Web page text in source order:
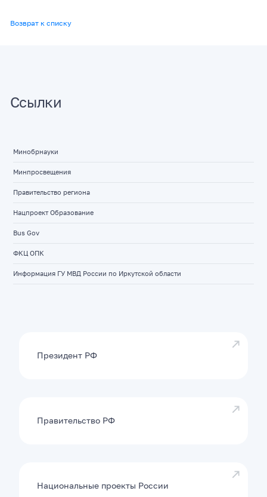
Возврат к списку
Ссылки
Минобрнауки
Минпросвещения
Правительство региона
Нацпроект Образование
Bus Gov
ФКЦ ОПК
Информация ГУ МВД России по Иркутской области
Президент РФ
Правительство РФ
Национальные проекты России